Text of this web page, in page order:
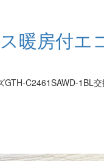
暖房付エ
GTH-C2461SAWD-1BL